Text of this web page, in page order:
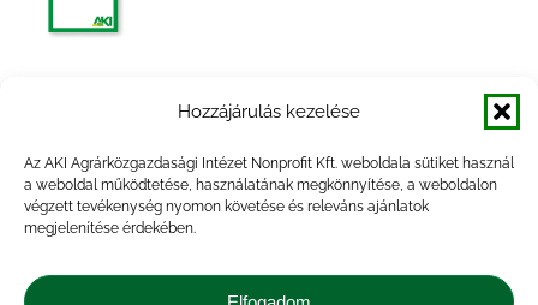
Hozzájárulás kezelése
Az AKI Agrárközgazdasági Intézet Nonprofit Kft. weboldala sütiket használ
a weboldal működtetése, használatának megkönnyítése, a weboldalon
végzett tevékenység nyomon követése és releváns ajánlatok
megjelenítése érdekében.
Agrárgazdasági Figyelő 2012 1. szám